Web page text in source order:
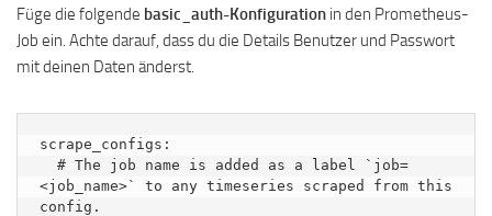
Füge die folgende basic_auth-Konfiguration in den Prometheus-
Job ein. Achte darauf, dass du die Details Benutzer und Passwort
mit deinen Daten änderst.
scrape_configs:
# The job name is added as a label `job=
<job_name>` to any timeseries scraped from this
config.